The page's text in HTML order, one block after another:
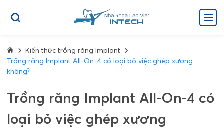
Kiến thức trồng răng Implant
Trồng răng Implant All-On-4 có loại bỏ việc ghép xương
không?
Trồng răng Implant All-On-4 có
loại bỏ việc ghép xương